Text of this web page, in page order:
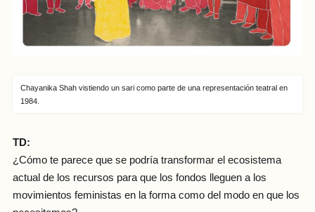
Chayanika Shah vistiendo un sari como parte de una representación teatral en
1984.
TD:
¿Cómo te parece que se podría transformar el ecosistema
actual de los recursos para que los fondos lleguen a los
movimientos feministas en la forma como del modo en que los